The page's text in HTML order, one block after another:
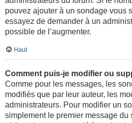
pouvez ajouter à un sondage vous
essayez de demander à un
possible de l’augmenter.
Haut
Comment puis-je modifier ou
Comme pour les messages, les
modifiés que par leur auteur, les
administrateurs. Pour modifier un
simplement le premier message du